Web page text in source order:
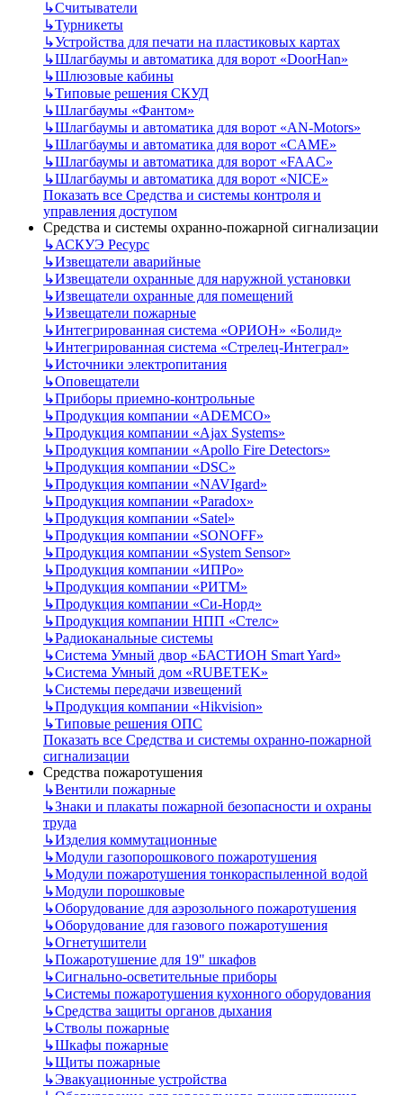
↳Считыватели
↳Турникеты
↳Устройства для печати на пластиковых картах
↳Шлагбаумы и автоматика для ворот «DoorHan»
↳Шлюзовые кабины
↳Типовые решения СКУД
↳Шлагбаумы «Фантом»
↳Шлагбаумы и автоматика для ворот «AN-Motors»
↳Шлагбаумы и автоматика для ворот «CAME»
↳Шлагбаумы и автоматика для ворот «FAAC»
↳Шлагбаумы и автоматика для ворот «NICE»
Показать все Средства и системы контроля и
управления доступом
Средства и системы охранно-пожарной сигнализации
↳АСКУЭ Ресурс
↳Извещатели аварийные
↳Извещатели охранные для наружной установки
↳Извещатели охранные для помещений
↳Извещатели пожарные
↳Интегрированная система «ОРИОН» «Болид»
↳Интегрированная система «Стрелец-Интеграл»
↳Источники электропитания
↳Оповещатели
↳Приборы приемно-контрольные
↳Продукция компании «ADEMCO»
↳Продукция компании «Ajax Systems»
↳Продукция компании «Apollo Fire Detectors»
↳Продукция компании «DSC»
↳Продукция компании «NAVIgard»
↳Продукция компании «Paradox»
↳Продукция компании «Satel»
↳Продукция компании «SONOFF»
↳Продукция компании «System Sensor»
↳Продукция компании «ИПРо»
↳Продукция компании «РИТМ»
↳Продукция компании «Си-Норд»
↳Продукция компании НПП «Стелс»
↳Радиоканальные системы
↳Система Умный двор «БАСТИОН Smart Yard»
↳Система Умный дом «RUBETEK»
↳Системы передачи извещений
↳Продукция компании «Hikvision»
↳Типовые решения ОПС
Показать все Средства и системы охранно-пожарной
сигнализации
Средства пожаротушения
↳Вентили пожарные
↳Знаки и плакаты пожарной безопасности и охраны
труда
↳Изделия коммутационные
↳Модули газопорошкового пожаротушения
↳Модули пожаротушения тонкораспыленной водой
↳Модули порошковые
↳Оборудование для аэрозольного пожаротушения
↳Оборудование для газового пожаротушения
↳Огнетушители
↳Пожаротушение для 19" шкафов
↳Сигнально-осветительные приборы
↳Системы пожаротушения кухонного оборудования
↳Средства защиты органов дыхания
↳Стволы пожарные
↳Шкафы пожарные
↳Щиты пожарные
↳Эвакуационные устройства